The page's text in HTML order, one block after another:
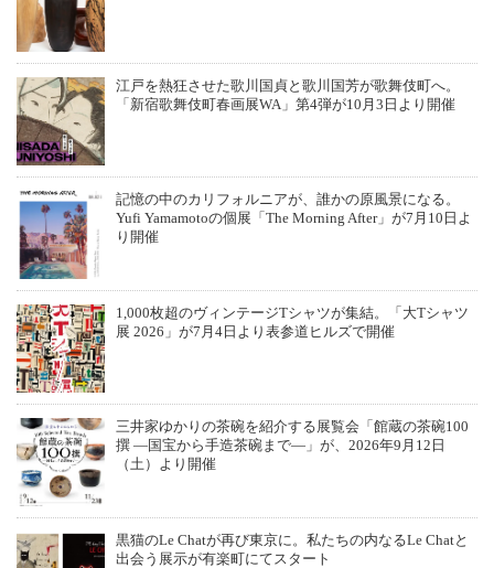
江戸を熱狂させた歌川国貞と歌川国芳が歌舞伎町へ。
「新宿歌舞伎町春画展WA」第4弾が10月3日より開催
記憶の中のカリフォルニアが、誰かの原風景になる。
Yufi Yamamotoの個展「The Morning After」が7月10日よ
り開催
1,000枚超のヴィンテージTシャツが集結。「大Tシャツ
展 2026」が7月4日より表参道ヒルズで開催
三井家ゆかりの茶碗を紹介する展覧会「館蔵の茶碗100
撰 ―国宝から手造茶碗まで―」が、2026年9月12日
（土）より開催
黒猫のLe Chatが再び東京に。私たちの内なるLe Chatと
出会う展示が有楽町にてスタート